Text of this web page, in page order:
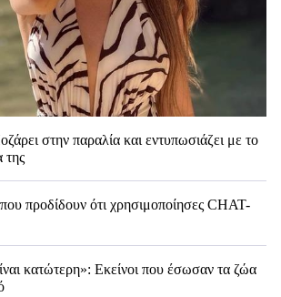
στην παραλία και εντυπωσιάζει με το
της
προδίδουν ότι χρησιμοποίησες CHAT-
κατώτερη»: Εκείνοι που έσωσαν τα ζώα